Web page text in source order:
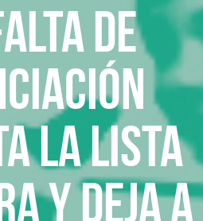
de
la lista
y deja a